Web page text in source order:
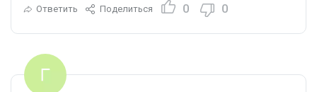
Ответить Поделиться 0 0